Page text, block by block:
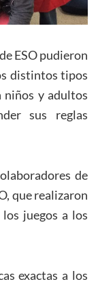
ESO pudieron
distintos tipos
niños y adultos
sus reglas
de
que realizaron
juegos a los
exactas a los